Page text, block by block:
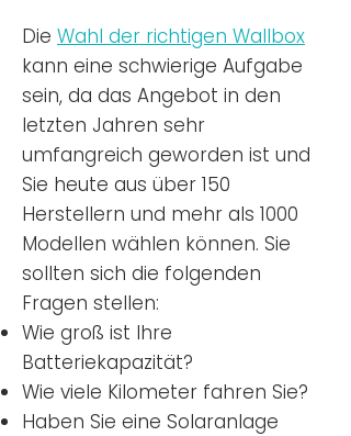
Die Wahl der richtigen Wallbox
kann eine schwierige Aufgabe
sein, da das Angebot in den
letzten Jahren sehr
umfangreich geworden ist und
Sie heute aus über 150
Herstellern und mehr als 1000
Modellen wählen können. Sie
sollten sich die folgenden
Fragen stellen:
Wie groß ist Ihre
Batteriekapazität?
Wie viele Kilometer fahren Sie?
Haben Sie eine Solaranlage